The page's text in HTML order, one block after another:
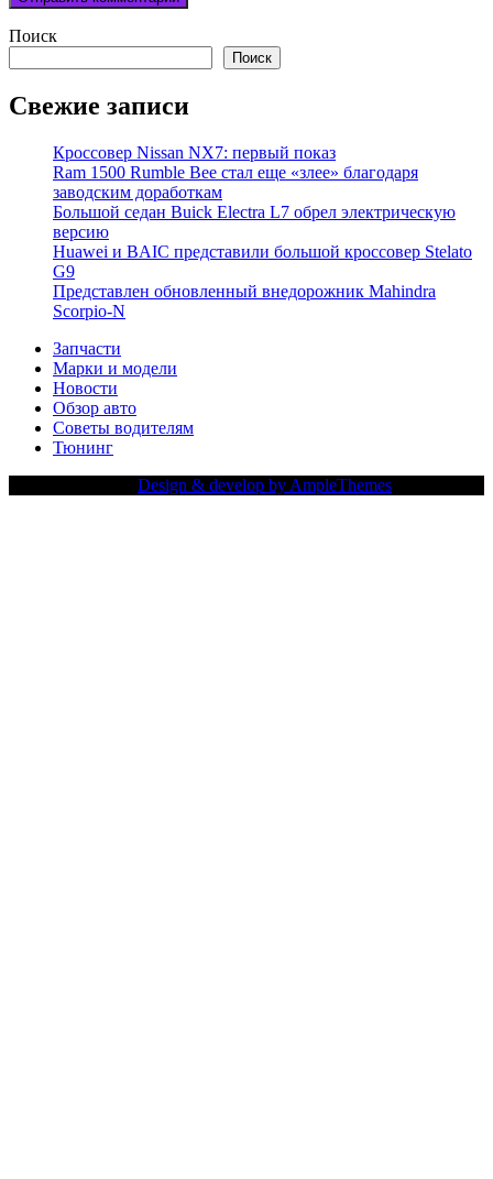
Поиск
Поиск
Свежие записи
Кроссовер Nissan NX7: первый показ
Ram 1500 Rumble Bee стал еще «злее» благодаря
заводским доработкам
Большой седан Buick Electra L7 обрел электрическую
версию
Huawei и BAIC представили большой кроссовер Stelato
G9
Представлен обновленный внедорожник Mahindra
Scorpio-N
Запчасти
Марки и модели
Новости
Обзор авто
Советы водителям
Тюнинг
Design & develop by AmpleThemes